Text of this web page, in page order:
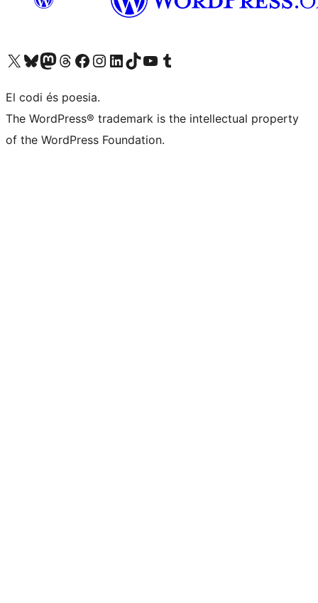
Visiteu el nostre compte X (abans Twitter)
Visiteu el nostre compte de Bluesky
Visiteu el nostre compte al Mastodon
Visiteu el nostre compte de Threads
Visiteu la nostra pàgina al Facebook
Visiteu el nostre compte d'Instagram
Visiteu el nostre compte de LinkedIn
Visiteu el nostre compte de TikTok
Visiteu el nostre canal al YouTube
Visiteu el nostre compte de Tumblr
El codi és poesia.
The WordPress® trademark is the intellectual property
of the WordPress Foundation.